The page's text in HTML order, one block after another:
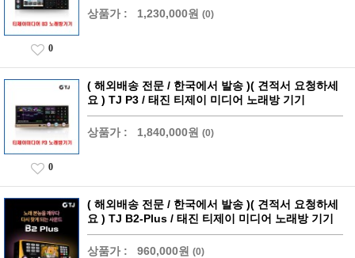
상품가 : 1,230,000원 (0)
0
( 해외배송 전문 / 한국에서 발송 )( 견적서 요청하세
요 ) TJ P3 / 태진 티제이 미디어 노래방 기기
상품가 : 1,840,000원 (0)
0
( 해외배송 전문 / 한국에서 발송 )( 견적서 요청하세
요 ) TJ B2-Plus / 태진 티제이 미디어 노래방 기기
상품가 : 960,000원 (0)